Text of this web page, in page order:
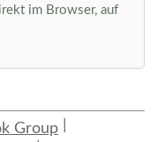
im Browser, auf
Group